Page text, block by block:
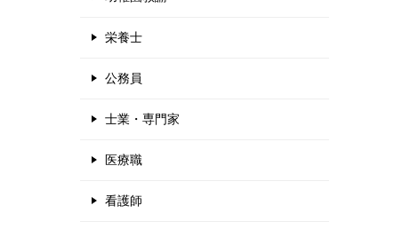
栄養士
公務員
士業・専門家
医療職
看護師